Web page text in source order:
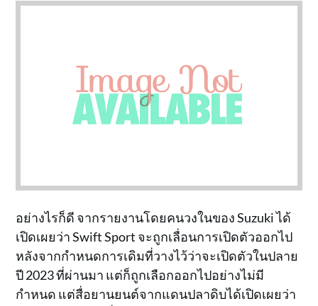
อย่างไรก็ดี จากรายงานโดยคนวงในของ Suzuki ได้
เปิดเผยว่า Swift Sport จะถูกเลื่อนการเปิดตัวออกไป
หลังจากกำหนดการเดิมที่วางไว้ว่าจะเปิดตัวในปลาย
ปี 2023 ที่ผ่านมา แต่ก็ถูกเลือกออกไปอย่างไม่มี
กำหนด แต่สื่อยานยนต์จากแดนปลาดิบได้เปิดเผยว่า